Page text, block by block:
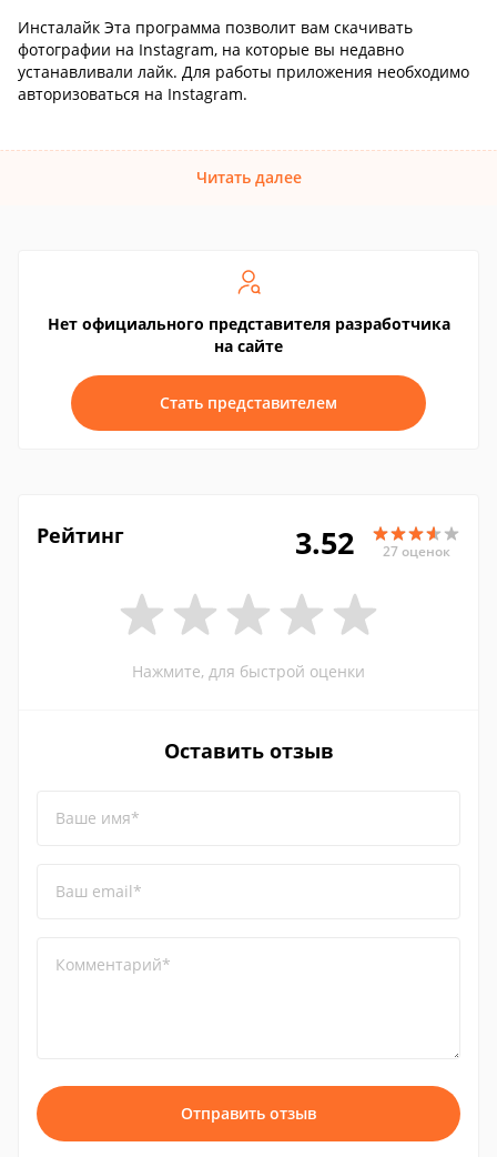
Инсталайк Эта программа позволит вам скачивать
фотографии на Instagram, на которые вы недавно
устанавливали лайк. Для работы приложения необходимо
авторизоваться на Instagram.
Читать далее
Нет официального представителя разработчика
на сайте
Стать представителем
Рейтинг 3.52 27 оценок
Нажмите, для быстрой оценки
Оставить отзыв
Ваше имя*
Ваш email*
Комментарий*
Отправить отзыв